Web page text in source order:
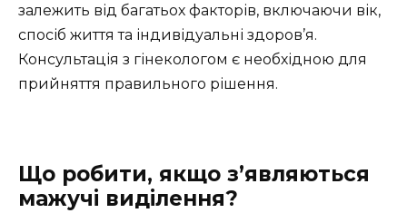
залежить від багатьох факторів, включаючи вік,
спосіб життя та індивідуальні здоров’я.
Консультація з гінекологом є необхідною для
прийняття правильного рішення.
Що робити, якщо з’являються
мажучі виділення?